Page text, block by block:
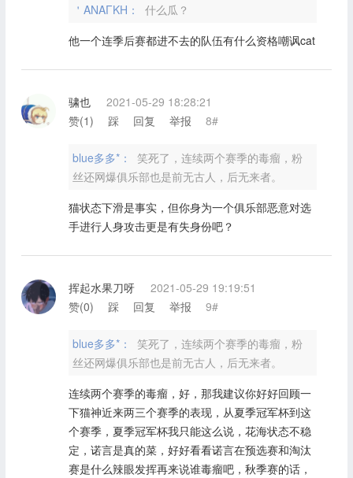
＇ANAΓKH：
什么瓜？
他一个连季后赛都进不去的队伍有什么资格嘲讽cat
骕也
2021-05-29 18:28:21
赞(1) 踩 回复 举报 8#
blue多多*：
笑死了，连续两个赛季的毒瘤，粉
丝还网爆俱乐部也是前无古人，后无来者。
猫状态下滑是事实，但你身为一个俱乐部恶意对选
手进行人身攻击更是有失身份吧？
挥起水果刀呀
2021-05-29 19:19:51
赞(0) 踩 回复 举报 9#
blue多多*：
笑死了，连续两个赛季的毒瘤，粉
丝还网爆俱乐部也是前无古人，后无来者。
连续两个赛季的毒瘤，好，那我建议你好好回顾一
下猫神近来两三个赛季的表现，从夏季冠军杯到这
个赛季，夏季冠军杯我只能这么说，花海状态不稳
定，诺言是真的菜，好好看看诺言在预选赛和淘汰
赛是什么辣眼发挥再来说谁毒瘤吧，秋季赛的话，